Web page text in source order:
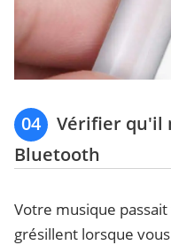
04
Vérifier qu'il
Bluetooth
Votre musique
grésillent lorsque